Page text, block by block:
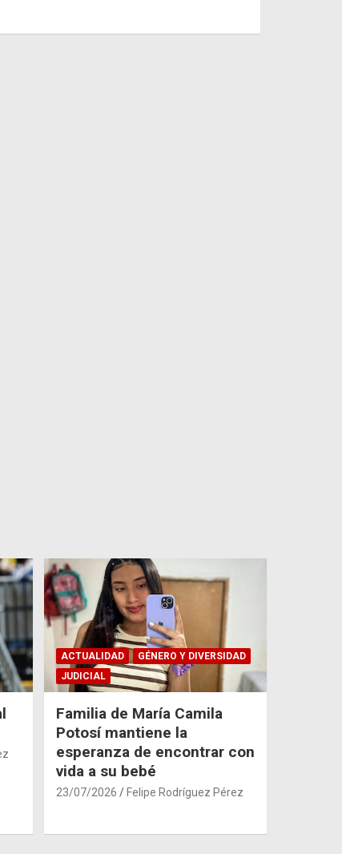
ACTUALIDAD
GÉNERO Y DIVERSIDAD
JUDICIAL
Familia de María Camila
Potosí mantiene la
esperanza de encontrar con
vida a su bebé
23/07/2026 Felipe Rodríguez Pérez